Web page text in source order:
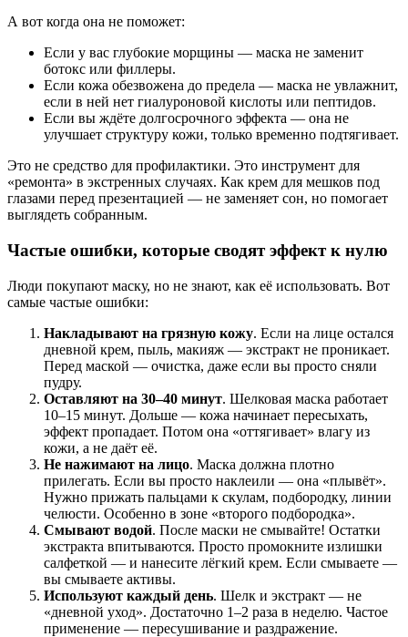
А вот когда она не поможет:
Если у вас глубокие морщины — маска не заменит
ботокс или филлеры.
Если кожа обезвожена до предела — маска не увлажнит,
если в ней нет гиалуроновой кислоты или пептидов.
Если вы ждёте долгосрочного эффекта — она не
улучшает структуру кожи, только временно подтягивает.
Это не средство для профилактики. Это инструмент для
«ремонта» в экстренных случаях. Как крем для мешков под
глазами перед презентацией — не заменяет сон, но помогает
выглядеть собранным.
Частые ошибки, которые сводят эффект к нулю
Люди покупают маску, но не знают, как её использовать. Вот
самые частые ошибки:
Накладывают на грязную кожу. Если на лице остался
дневной крем, пыль, макияж — экстракт не проникает.
Перед маской — очистка, даже если вы просто сняли
пудру.
Оставляют на 30–40 минут. Шелковая маска работает
10–15 минут. Дольше — кожа начинает пересыхать,
эффект пропадает. Потом она «оттягивает» влагу из
кожи, а не даёт её.
Не нажимают на лицо. Маска должна плотно
прилегать. Если вы просто наклеили — она «плывёт».
Нужно прижать пальцами к скулам, подбородку, линии
челюсти. Особенно в зоне «второго подбородка».
Смывают водой. После маски не смывайте! Остатки
экстракта впитываются. Просто промокните излишки
салфеткой — и нанесите лёгкий крем. Если смываете —
вы смываете активы.
Используют каждый день. Шелк и экстракт — не
«дневной уход». Достаточно 1–2 раза в неделю. Частое
применение — пересушивание и раздражение.